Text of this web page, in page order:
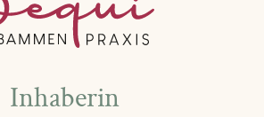
Inhaberin